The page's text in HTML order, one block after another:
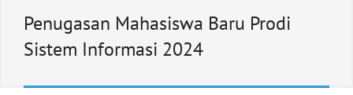
Penugasan Mahasiswa Baru Prodi
Sistem Informasi 2024